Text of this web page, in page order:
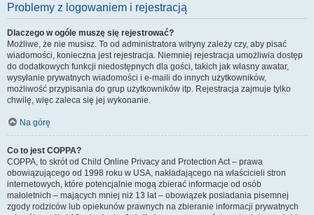
Problemy z logowaniem i rejestracją
Dlaczego w ogóle muszę się rejestrować?
Możliwe, że nie musisz. To od administratora witryny zależy czy, aby pisać
wiadomości, konieczna jest rejestracja. Niemniej rejestracja umożliwia dostęp
do dodatkowych funkcji niedostępnych dla gości, takich jak własny awatar,
wysyłanie prywatnych wiadomości i e-maili do innych użytkowników,
możliwość przypisania do grup użytkowników itp. Rejestracja zajmuje tylko
chwilę, więc zaleca się jej wykonanie.
Na górę
Co to jest COPPA?
COPPA, to skrót od Child Online Privacy and Protection Act – prawa
obowiązującego od 1998 roku w USA, nakładającego na właścicieli stron
internetowych, które potencjalnie mogą zbierać informacje od osób
małoletnich – mających mniej niż 13 lat – obowiązek posiadania pisemnej
zgody rodziców lub opiekunów prawnych na zbieranie informacji prywatnych